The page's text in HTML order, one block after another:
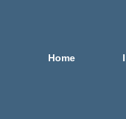
Home